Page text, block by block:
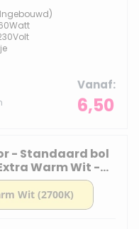
Vanaf
6,50
- Standaard bol
Warm Wit -